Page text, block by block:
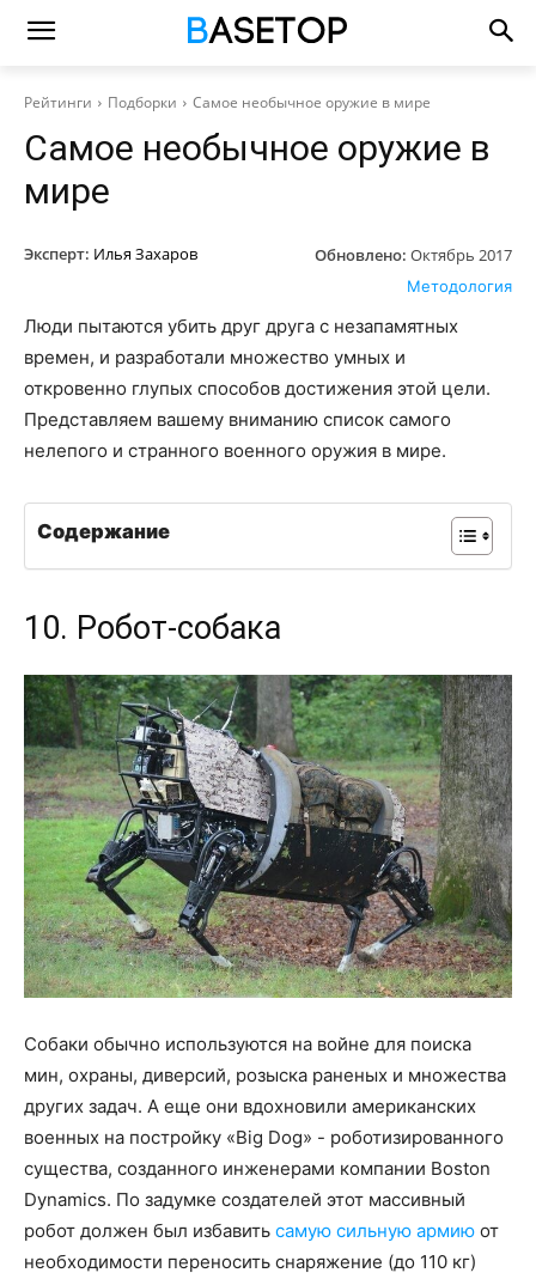
Рейтинги Подборки Самое необычное оружие в мире
Самое необычное оружие в
мире
Эксперт: Илья Захаров Обновлено: Октябрь 2017
Методология
Люди пытаются убить друг друга с незапамятных
времен, и разработали множество умных и
откровенно глупых способов достижения этой цели.
Представляем вашему вниманию список самого
нелепого и странного военного оружия в мире.
Содержание
10. Робот-собака
Собаки обычно используются на войне для поиска
мин, охраны, диверсий, розыска раненых и множества
других задач. А еще они вдохновили американских
военных на постройку «Big Dog» - роботизированного
существа, созданного инженерами компании Boston
Dynamics. По задумке создателей этот массивный
робот должен был избавить самую сильную армию от
необходимости переносить снаряжение (до 110 кг)